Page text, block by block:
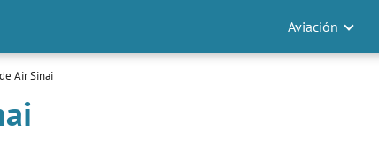
Aviación
Air Sinai